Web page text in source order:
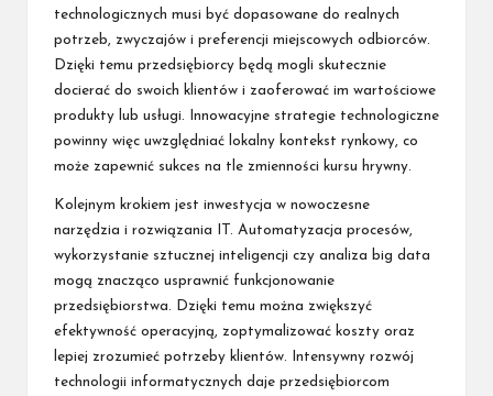
technologicznych musi być dopasowane do realnych
potrzeb, zwyczajów i preferencji miejscowych odbiorców.
Dzięki temu przedsiębiorcy będą mogli skutecznie
docierać do swoich klientów i zaoferować im wartościowe
produkty lub usługi. Innowacyjne strategie technologiczne
powinny więc uwzględniać lokalny kontekst rynkowy, co
może zapewnić sukces na tle zmienności kursu hrywny.
Kolejnym krokiem jest inwestycja w nowoczesne
narzędzia i rozwiązania IT. Automatyzacja procesów,
wykorzystanie sztucznej inteligencji czy analiza big data
mogą znacząco usprawnić funkcjonowanie
przedsiębiorstwa. Dzięki temu można zwiększyć
efektywność operacyjną, zoptymalizować koszty oraz
lepiej zrozumieć potrzeby klientów. Intensywny rozwój
technologii informatycznych daje przedsiębiorcom